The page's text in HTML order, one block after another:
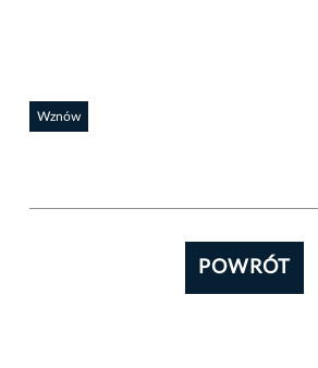
Wznów
POWRÓT